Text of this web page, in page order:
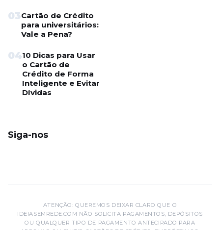
03Cartão de Crédito
para universitários:
Vale a Pena?
0410 Dicas para Usar
o Cartão de
Crédito de Forma
Inteligente e Evitar
Dívidas
Siga-nos
ATENÇÃO: QUEREMOS DEIXAR CLARO QUE O
IDEIASEMREDE.COM NÃO SOLICITA PAGAMENTOS, DEPÓSITOS
OU QUALQUER TIPO DE PAGAMENTO ANTECIPADO PARA